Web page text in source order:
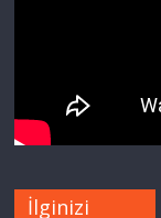
İlginizi